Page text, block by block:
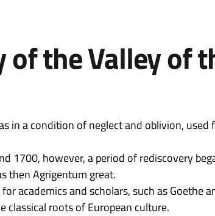
of the Valley of
in a condition of neglect and oblivion, used
1700, however, a period of rediscovery
then Agrigentum great.
academics and scholars, such as Goethe
classical roots of European culture.